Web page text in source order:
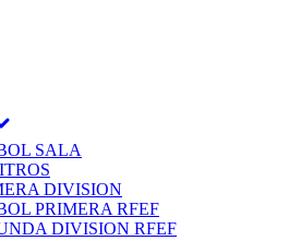
SALA
DIVISION
PRIMERA RFEF
DIVISION RFEF